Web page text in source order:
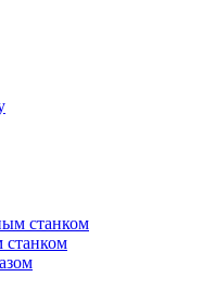
станком
станком